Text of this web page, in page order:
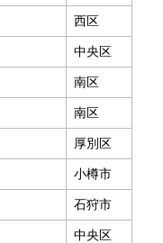
西区
中央区
南区
南区
厚別区
小樽市
石狩市
中央区